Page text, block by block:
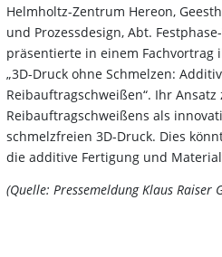
Helmholtz-Zentrum Hereon,
und Prozessdesign, Abt.
präsentierte in einem Fachvortrag
„3D-Druck ohne Schmelzen:
Reibauftragschweißen“. Ihr Ansatz
Reibauftragschweißens als
schmelzfreien 3D-Druck. Dies
die additive Fertigung und
(Quelle: Pressemeldung Klaus Raiser